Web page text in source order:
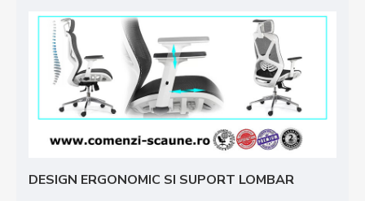
DESIGN ERGONOMIC SI SUPORT LOMBAR